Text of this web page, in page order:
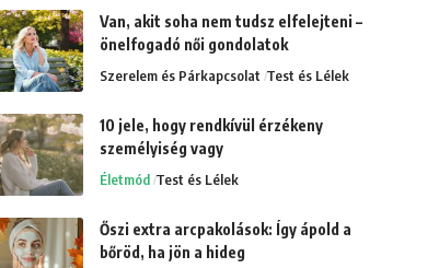
Van, akit soha nem tudsz elfelejteni –
önelfogadó női gondolatok
Szerelem és Párkapcsolat Test és Lélek
10 jele, hogy rendkívül érzékeny
személyiség vagy
Életmód Test és Lélek
Őszi extra arcpakolások: Így ápold a
bőröd, ha jön a hideg